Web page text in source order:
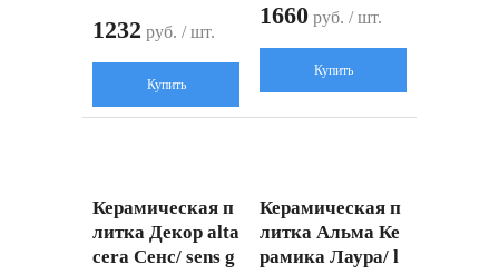
1232 руб. / шт.
Купить
1660 руб. / шт.
Купить
Керамическая п
литка Декор alta
cera Сенс/ sens g
Керамическая п
литка Альма Ке
рамика Лаура/ l